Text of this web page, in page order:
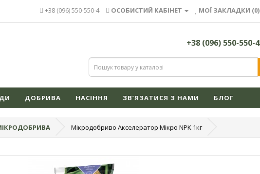
+38 (096) 550-550-4 ОСОБИСТИЙ КАБІНЕТ МОЇ ЗАКЛАДКИ (0)
+38 (096) 550-550-4
ДОБРИВА НАСІННЯ ЗВ’ЯЗАТИСЯ З НАМИ БЛОГ
Мікродобриво Акселератор Мікро NPK 1кг